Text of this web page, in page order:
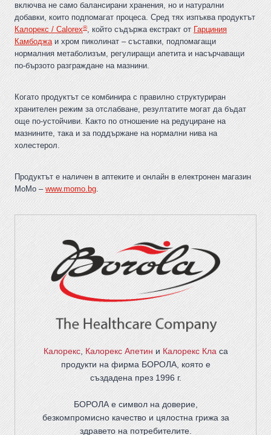
включва не само балансирани хранения, но и натурални
добавки, които подпомагат процеса. Сред тях изпъква продуктът
Калорекс / Calorex®, който съдържа екстракт от Гарциния
Камбоджаи хром пиколинат – съставки, подпомагащи
нормалния метаболизъм, регулиращи апетита и насърчаващи
по-бързото разграждане на мазнини.
Когато продуктът се комбинира с правилно структуриран
хранителен режим за отслабване, резултатите могат да бъдат
още по-устойчиви. Както по отношение на редуциране на
мазнините, така и за поддържане на нормални нива на
холестерол.
Продуктът е наличен в аптеките и онлайн в електронен магазин
MoMo – www.momo.bg.
Калорекс, Калорекс Апетин и Калорекс Класа
продукти на фирмаБОРОЛА, която е
създадена през 1996 г.
БОРОЛА е символ на доверие,
безкомпромисно качество и цялостна грижа за
здравето на потребителите.